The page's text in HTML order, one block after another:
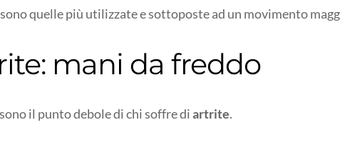
quelle più utilizzate e sottoposte ad un movimento
mani da freddo
il punto debole di chi soffre diartrite.